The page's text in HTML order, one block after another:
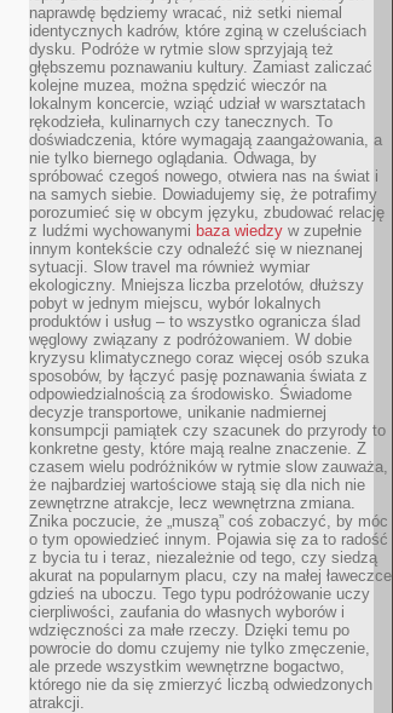
naprawdę będziemy wracać, niż setki niemal
identycznych kadrów, które zginą w czeluściach
dysku. Podróże w rytmie slow sprzyjają też
głębszemu poznawaniu kultury. Zamiast zaliczać
kolejne muzea, można spędzić wieczór na
lokalnym koncercie, wziąć udział w warsztatach
rękodzieła, kulinarnych czy tanecznych. To
doświadczenia, które wymagają zaangażowania, a
nie tylko biernego oglądania. Odwaga, by
spróbować czegoś nowego, otwiera nas na świat i
na samych siebie. Dowiadujemy się, że potrafimy
porozumieć się w obcym języku, zbudować relację
z ludźmi wychowanymi baza wiedzy w zupełnie
innym kontekście czy odnaleźć się w nieznanej
sytuacji. Slow travel ma również wymiar
ekologiczny. Mniejsza liczba przelotów, dłuższy
pobyt w jednym miejscu, wybór lokalnych
produktów i usług – to wszystko ogranicza ślad
węglowy związany z podróżowaniem. W dobie
kryzysu klimatycznego coraz więcej osób szuka
sposobów, by łączyć pasję poznawania świata z
odpowiedzialnością za środowisko. Świadome
decyzje transportowe, unikanie nadmiernej
konsumpcji pamiątek czy szacunek do przyrody to
konkretne gesty, które mają realne znaczenie. Z
czasem wielu podróżników w rytmie slow zauważa,
że najbardziej wartościowe stają się dla nich nie
zewnętrzne atrakcje, lecz wewnętrzna zmiana.
Znika poczucie, że „muszą” coś zobaczyć, by móc
o tym opowiedzieć innym. Pojawia się za to radość
z bycia tu i teraz, niezależnie od tego, czy siedzą
akurat na popularnym placu, czy na małej ławeczce
gdzieś na uboczu. Tego typu podróżowanie uczy
cierpliwości, zaufania do własnych wyborów i
wdzięczności za małe rzeczy. Dzięki temu po
powrocie do domu czujemy nie tylko zmęczenie,
ale przede wszystkim wewnętrzne bogactwo,
którego nie da się zmierzyć liczbą odwiedzonych
atrakcji.